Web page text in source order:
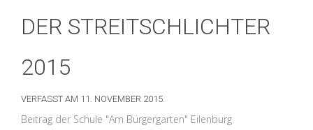
DER STREITSCHLICHTER
2015
VERFASST AM 11. NOVEMBER 2015.
Beitrag der Schule "Am Bürgergarten" Eilenburg